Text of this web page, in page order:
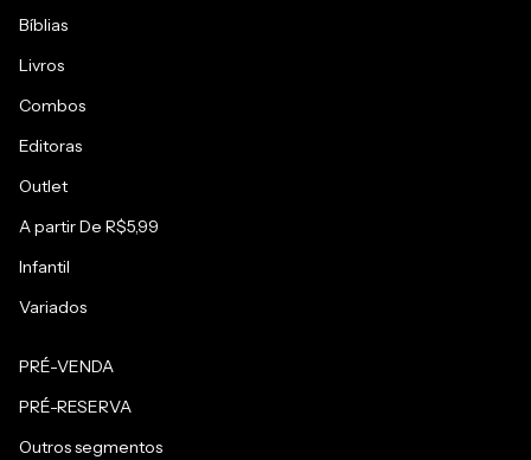
Bíblias
Livros
Combos
Editoras
Outlet
A partir De R$5,99
Infantil
Variados
PRÉ-VENDA
PRÉ-RESERVA
Outros segmentos